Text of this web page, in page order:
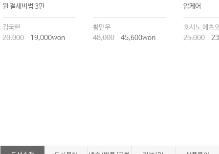
원 절세비법 3판
김국현
20,000
19,000won
황민우
48,000
45,600won
암케어
호시노 에츠
25,000